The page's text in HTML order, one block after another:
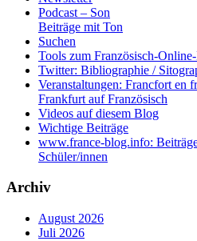
Podcast – Son
Beiträge mit Ton
Suchen
Tools zum Französisch-
Twitter: Bibliographie /
Veranstaltungen: Francfort en
Frankfurt auf Französisch
Videos auf diesem Blog
Wichtige Beiträge
www.france-blog.info:
Schüler/innen
Archiv
August 2026
Juli 2026